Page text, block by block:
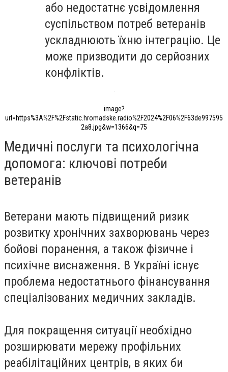
або недостатнє усвідомлення
суспільством потреб ветеранів
ускладнюють їхню інтеграцію. Це
може призводити до серйозних
конфліктів.
image?
url=https%3A%2F%2Fstatic.hromadske.radio%2F2024%2F06%2F63de997595
2a8.jpg&w=1366&q=75
Медичні послуги та психологічна
допомога: ключові потреби
ветеранів
Ветерани мають підвищений ризик
розвитку хронічних захворювань через
бойові поранення, а також фізичне і
психічне виснаження. В Україні існує
проблема недостатнього фінансування
спеціалізованих медичних закладів.
Для покращення ситуації необхідно
розширювати мережу профільних
реабілітаційних центрів, в яких би